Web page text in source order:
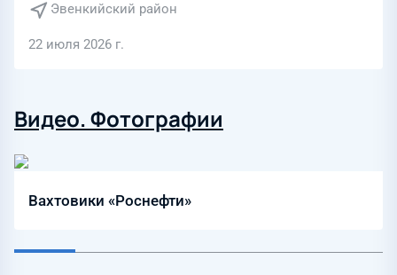
Эвенкийский район
22 июля 2026 г.
Видео. Фотографии
Вахтовики «Роснефти»